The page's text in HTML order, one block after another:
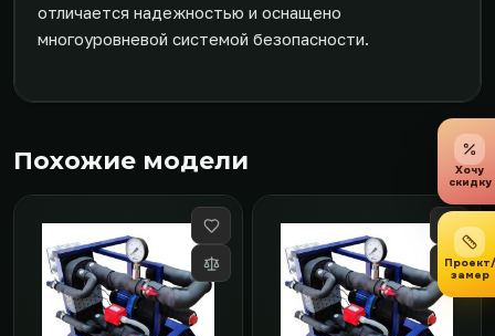
отличается надежностью и оснащено
многоуровневой системой безопасности.
Похожие модели
Хочу
скидку
Проект/
замер